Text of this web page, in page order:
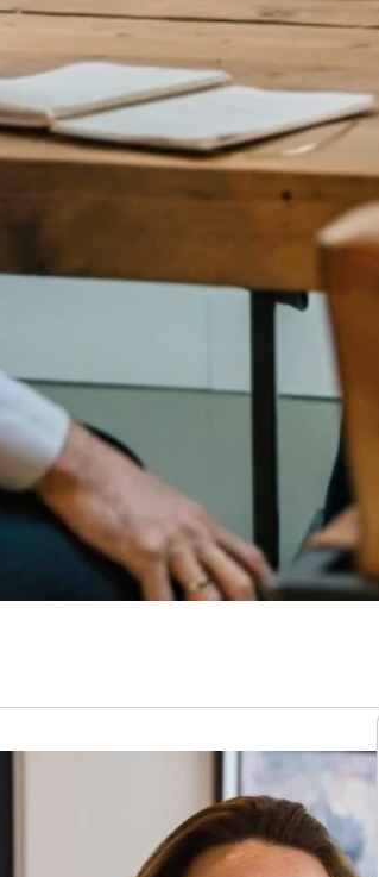
honden en katten.
als thuis.
hen blij zie wanneer alles tot een goed
positief blijft.